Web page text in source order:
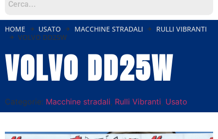
HOME USATO MACCHINE STRADALI
RULLI VIBRANTI
VOLVO DD25W
VOLVO DD25W
Categorie: Macchine stradali, Rulli Vibranti, Usato